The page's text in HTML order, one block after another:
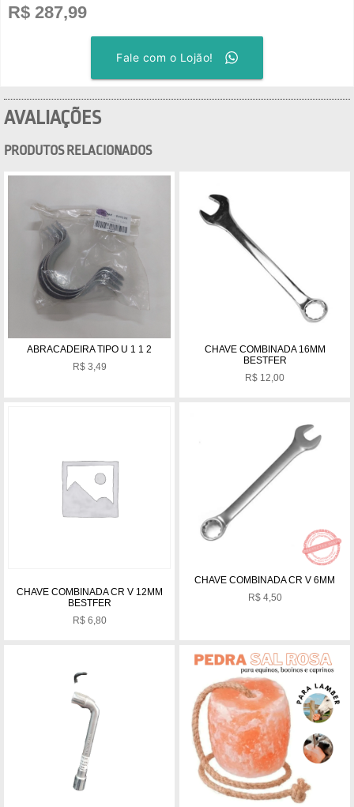
R$ 287,99
Fale com o Lojão!
AVALIAÇÕES
PRODUTOS RELACIONADOS
ABRACADEIRA TIPO U 1 1 2
R$3,49
CHAVE COMBINADA 16MM
BESTFER
R$ 12,00
CHAVE COMBINADA CR V 12MM
BESTFER
R$6,80
CHAVE COMBINADA CR V 6MM
R$4,50